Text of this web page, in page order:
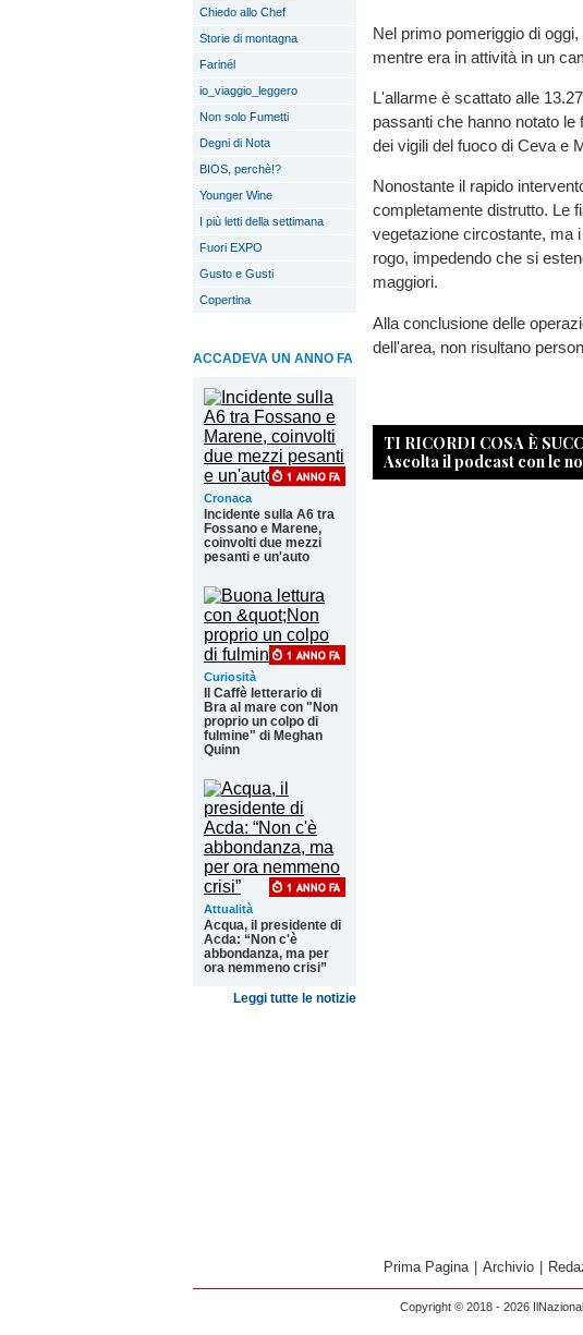
Chiedo allo Chef
Storie di montagna
Farinél
io_viaggio_leggero
Non solo Fumetti
Degni di Nota
BIOS, perchè!?
Younger Wine
I più letti della settimana
Fuori EXPO
Gusto e Gusti
Copertina
ACCADEVA UN ANNO FA
Cronaca
Incidente sulla A6 tra
Fossano e Marene,
coinvolti due mezzi
pesanti e un'auto
Curiosità
Il Caffè letterario di
Bra al mare con "Non
proprio un colpo di
fulmine" di Meghan
Quinn
Attualità
Acqua, il presidente di
Acda: “Non c'è
abbondanza, ma per
ora nemmeno crisi”
Leggi tutte le notizie
Nel primo pomeriggio di oggi,
mentre era in attività in un
L'allarme è scattato alle
passanti che hanno notato
dei vigili del fuoco di Ceva e
Nonostante il rapido
completamente distrutto. Le
vegetazione circostante, ma
rogo, impedendo che si
maggiori.
Alla conclusione delle
dell'area, non risultano
TI RICORDI COSA È
Ascolta il podcast con le
Prima Pagina Archivio
Copyright © 2018 - 2026